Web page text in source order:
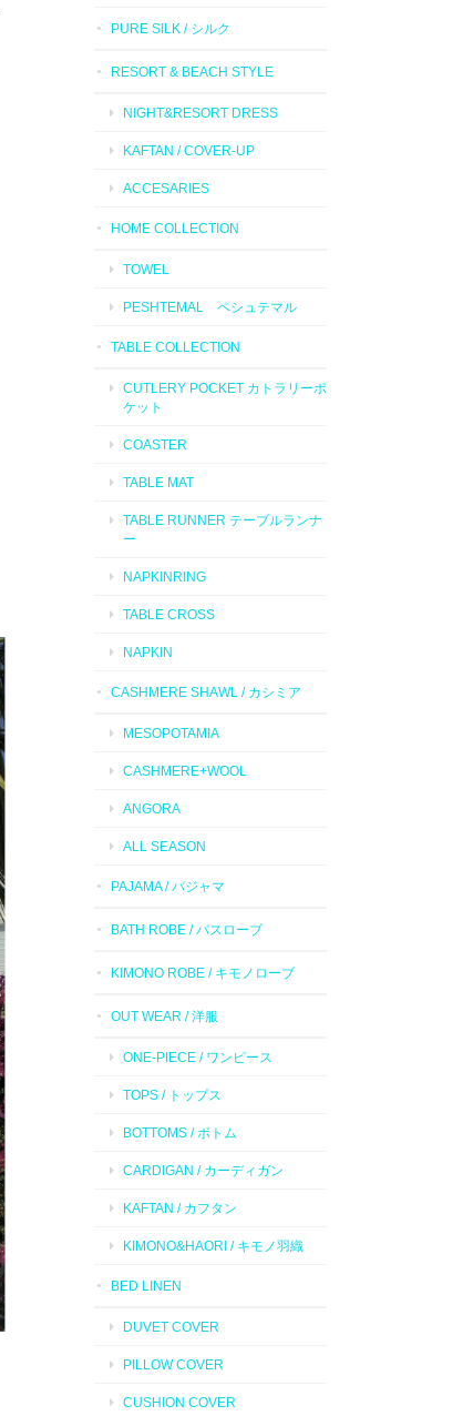
PURE SILK / シルク
RESORT & BEACH STYLE
NIGHT&RESORT DRESS
KAFTAN / COVER-UP
ACCESARIES
HOME COLLECTION
TOWEL
PESHTEMAL ペシュテマル
TABLE COLLECTION
CUTLERY POCKET カトラリーポ
ケット
COASTER
TABLE MAT
TABLE RUNNER テーブルランナ
ー
NAPKINRING
TABLE CROSS
NAPKIN
CASHMERE SHAWL / カシミア
MESOPOTAMIA
CASHMERE+WOOL
ANGORA
ALL SEASON
PAJAMA / パジャマ
BATH ROBE / バスローブ
KIMONO ROBE / キモノローブ
OUT WEAR / 洋服
ONE-PIECE / ワンピース
TOPS / トップス
BOTTOMS / ボトム
CARDIGAN / カーディガン
KAFTAN / カフタン
KIMONO&HAORI / キモノ羽織
BED LINEN
DUVET COVER
PILLOW COVER
CUSHION COVER